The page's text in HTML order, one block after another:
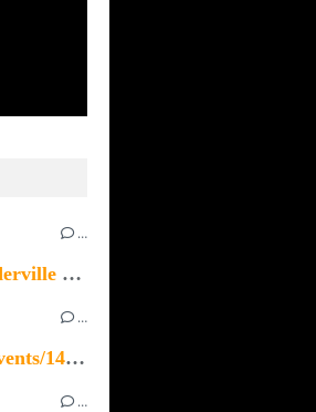
…
Bonjour la commune de Goderville recherche un ou...
…
https://www.facebook.com/events/1433923370196535/
…